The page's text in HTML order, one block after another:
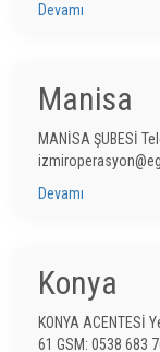
Devamı
Manisa
MANİSA ŞUBESİ
Devamı
Konya
KONYA ACENTESİ
61 GSM: 0538 683